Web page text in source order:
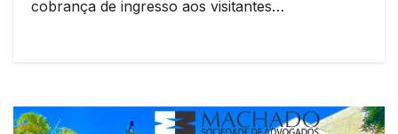
cobrança de ingresso aos visitantes…